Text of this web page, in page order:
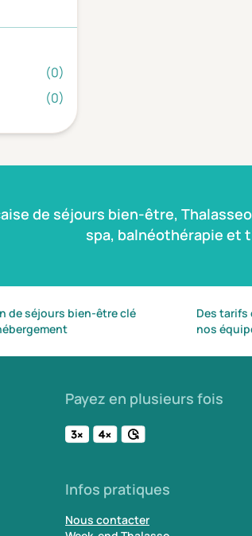
(0)
(0)
de séjours bien-être,
spa, balnéothérapie et
de séjours bien-être clé
Des
nos
Payez en plusieurs fois
Infos pratiques
Nous contacter